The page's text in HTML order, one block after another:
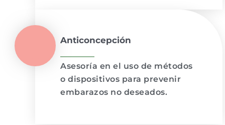
Anticoncepción
Asesoría en el uso de métodos
o dispositivos para prevenir
embarazos no deseados.